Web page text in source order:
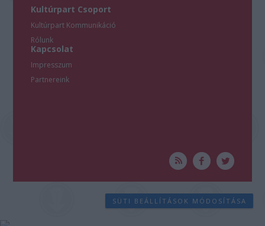
Kultúrpart Csoport
Kultúrpart Kommunikáció
Rólunk
Kapcsolat
Impresszum
Partnereink
SÜTI BEÁLLÍTÁSOK MÓDOSÍTÁSA